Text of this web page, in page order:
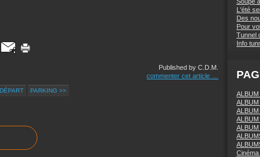
Published by C.D.M.
commenter cet article
PARKING >>
L'été
Des
Pour
Tunnel
Info